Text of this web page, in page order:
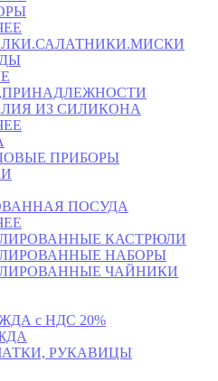
ИЗ СИЛИКОНА
ПРИБОРЫ
ПОСУДА
КАСТРЮЛИ
НАБОРЫ
ЧАЙНИКИ
с НДС 20%
РУКАВИЦЫ